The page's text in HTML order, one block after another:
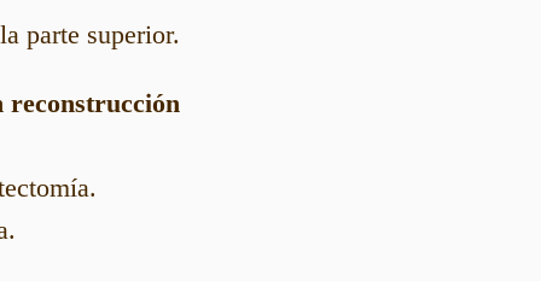
parte superior.
reconstrucción